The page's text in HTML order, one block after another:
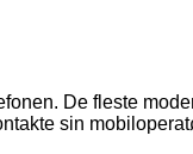
De fleste
sin